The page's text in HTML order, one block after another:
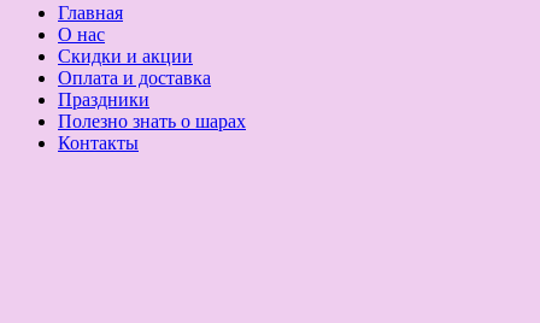
Главная
О нас
Скидки и акции
Оплата и доставка
Праздники
Полезно знать о шарах
Контакты